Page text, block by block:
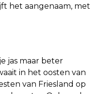
het aangenaam, met
jas maar beter
in het oosten van
van Friesland op